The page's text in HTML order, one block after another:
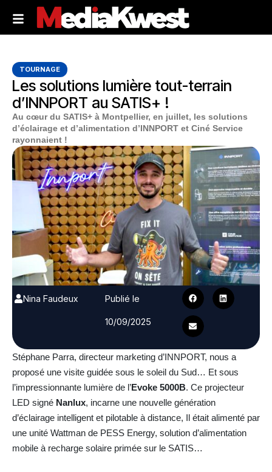
TOURNAGE
Les solutions lumière tout-terrain
d’INNPORT au SATIS+ !
Au cœur du SATIS+ à Montpellier, en juillet, les solutions
d’éclairage et d’alimentation d’INNPORT et Ciné Service
rayonnaient !
Nina Faudeux
Publié le
10/09/2025
Stéphane Parra, directeur marketing d’INNPORT, nous a
proposé une visite guidée sous le soleil du Sud… Et sous
l’impressionnante lumière de l’Evoke 5000B. Ce projecteur
LED signé Nanlux, incarne une nouvelle génération
d’éclairage intelligent et pilotable à distance, Il était alimenté par
une unité Wattman de PESS Energy, solution d’alimentation
mobile à recharge solaire primée sur le SATIS…